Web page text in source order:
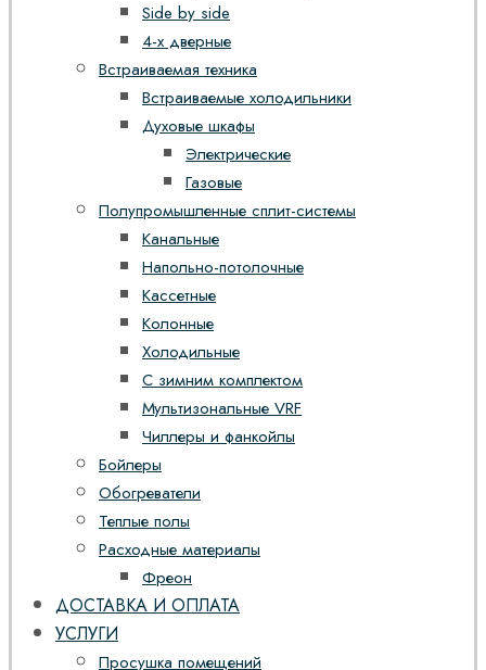
Side by side
4-х дверные
Встраиваемая техника
Встраиваемые холодильники
Духовые шкафы
Электрические
Газовые
Полупромышленные сплит-системы
Канальные
Напольно-потолочные
Кассетные
Колонные
Холодильные
С зимним комплектом
Мультизональные VRF
Чиллеры и фанкойлы
Бойлеры
Обогреватели
Теплые полы
Расходные материалы
Фреон
ДОСТАВКА И ОПЛАТА
УСЛУГИ
Просушка помещений